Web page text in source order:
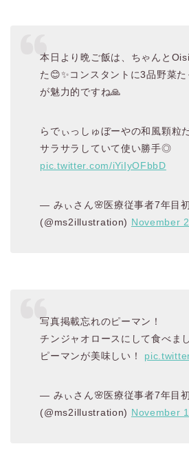
本日より晩ご飯は、ちゃんと
た😊✨コンスタントに3品野菜
が魅力的ですね🙏
らでぃっしゅぼーやの和風顆粒
サラサラしていて使い勝手◎
pic.twitter.com/iYiIyOFbbD
— みぃさん🌸医療従事者7年目
(@ms2illustration) November
写真掲載忘れのピーマン！
チンジャオロースにして食べま
ピーマンが美味しい！
— みぃさん🌸医療従事者7年目
(@ms2illustration) November